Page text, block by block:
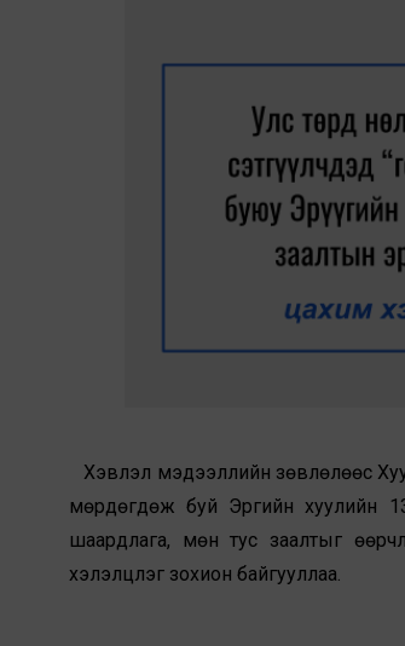
Хэвлэл мэдээллийн зөвлөлөөс
мөрдөгдөж буй Эрүүгийн хуулийн
шаардлага, мөн тус заалтыг
хэлэлцүүлэг зохион байгууллаа.